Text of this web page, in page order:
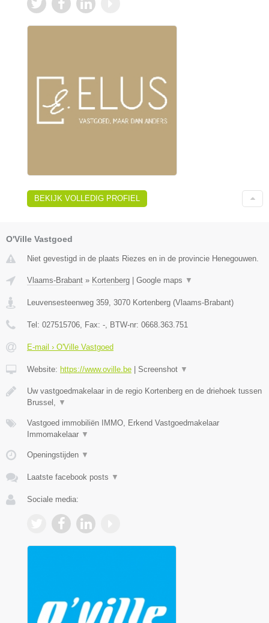
BEKIJK VOLLEDIG PROFIEL
O'Ville Vastgoed
Niet gevestigd in de plaats Riezes en in de provincie Henegouwen.
Vlaams-Brabant » Kortenberg Google maps ▼
Leuvensesteenweg 359, 3070 Kortenberg (Vlaams-Brabant)
Tel: 027515706, Fax: -, BTW-nr: 0668.363.751
E-mail › O'Ville Vastgoed
Website: https://www.oville.be Screenshot ▼
Uw vastgoedmakelaar in de regio Kortenberg en de driehoek tussen
Brussel, ▼
Vastgoed immobiliën IMMO, Erkend Vastgoedmakelaar
Immomakelaar ▼
Openingstijden ▼
Laatste facebook posts ▼
Sociale media: